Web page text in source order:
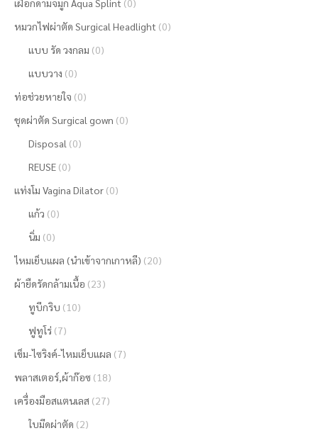
เฝือกดามจมูก Aqua Splint (0)
หมวกไฟผ่าตัด Surgical Headlight (0)
แบบ รัด วงกลม (0)
แบบวาง (0)
ท่อช่วยหายใจ (0)
ชุดผ่าตัด Surgical gown (0)
Disposal (0)
REUSE (0)
แท่งโม Vagina Dilator (0)
แก้ว (0)
นิ่ม (0)
ไหมเย็บแผล (นำเข้าจากเกาหลี) (20)
ผ้ายืดรัดกล้ามเนื้อ (23)
ทูบีกริบ (10)
ฟูทูโร่ (7)
เข็ม-ไซริงค์-ไหมเย็บแผล (7)
พลาสเตอร์,ผ้าก๊อซ (18)
เครื่องมือสแตนเลส (27)
ใบมีดผ่าตัด (2)